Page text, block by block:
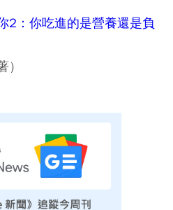
2：你吃進的是營養還是負